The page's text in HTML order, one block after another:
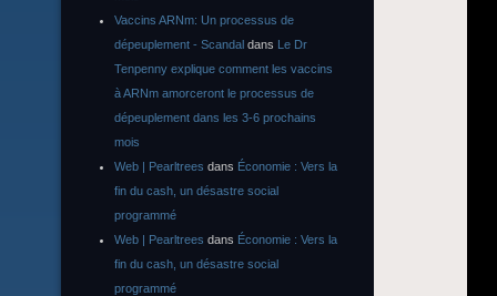
Vaccins ARNm: Un processus de
dépeuplement - Scandal dans Le Dr
Tenpenny explique comment les vaccins
à ARNm amorceront le processus de
dépeuplement dans les 3-6 prochains
mois
Web | Pearltrees dans Économie : Vers la
fin du cash, un désastre social
programmé
Web | Pearltrees dans Économie : Vers la
fin du cash, un désastre social
programmé